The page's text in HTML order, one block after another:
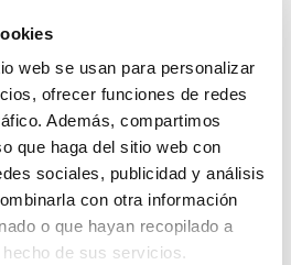
web se usan para personalizar
ofrecer funciones de redes
Además, compartimos
que haga del sitio web con
sociales, publicidad y análisis
con otra información
o que hayan recopilado a
de sus servicios.
épocas del año
Invierno Primavera
GARANTÍA DE PAGO
RESERVAS MIRAMAR